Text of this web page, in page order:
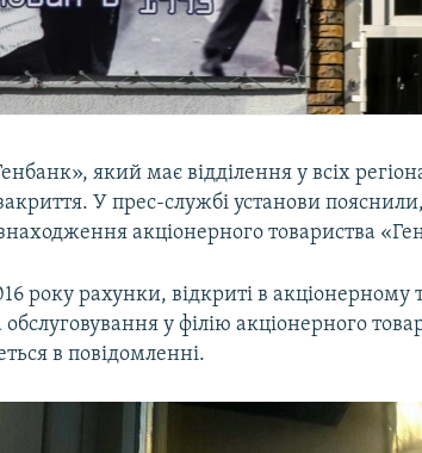
який має відділення у всіх
У прес-службі установи
акціонерного товариства
року рахунки, відкриті в акціонерному
обслуговування у філію акціонерного
в повідомленні.